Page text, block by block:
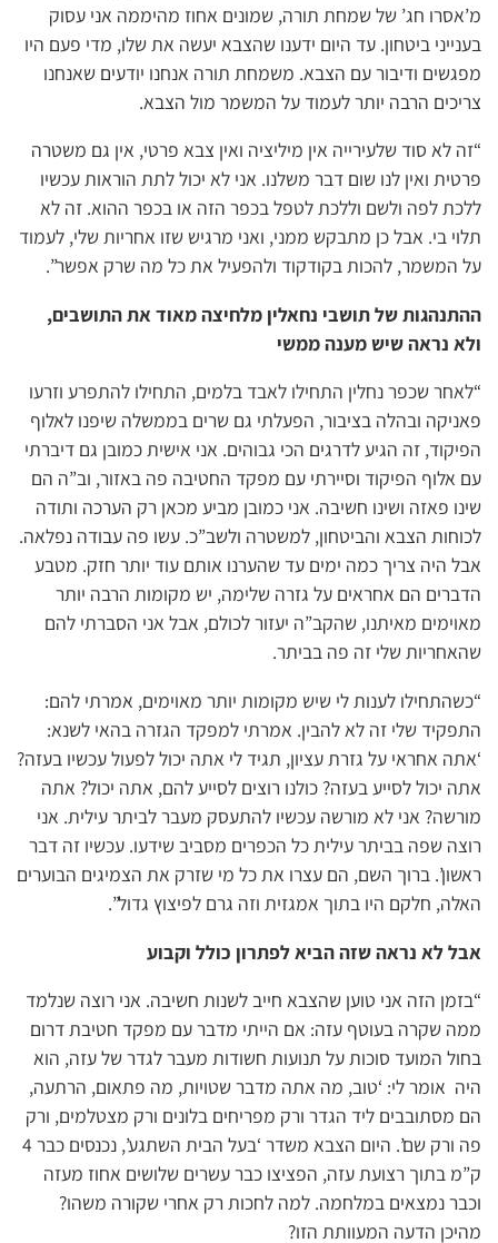
מ’אסרו חג’ של שמחת תורה, שמונים אחוז מהיממה אני עסוק
בענייני ביטחון. עד היום ידענו שהצבא יעשה את שלו, מדי פעם היו
מפגשים ודיבור עם הצבא. משמחת תורה אנחנו יודעים שאנחנו
צריכים הרבה יותר לעמוד על המשמר מול הצבא.
“זה לא סוד שלעירייה אין מיליציה ואין צבא פרטי, אין גם משטרה
פרטית ואין לנו שום דבר משלנו. אני לא יכול לתת הוראות עכשיו
ללכת לפה ולשם וללכת לטפל בכפר הזה או בכפר ההוא. זה לא
תלוי בי. אבל כן מתבקש ממני, ואני מרגיש שזו אחריות שלי, לעמוד
על המשמר, להכות בקודקוד ולהפעיל את כל מה שרק אפשר”.
ההתנהגות של תושבי נחאלין מלחיצה מאוד את התושבים,
ולא נראה שיש מענה ממשי
“לאחר שכפר נחלין התחילו לאבד בלמים, התחילו להתפרע וזרעו
פאניקה ובהלה בציבור, הפעלתי גם שרים בממשלה שיפנו לאלוף
הפיקוד, זה הגיע לדרגים הכי גבוהים. אני אישית כמובן גם דיברתי
עם אלוף הפיקוד וסיירתי עם מפקד החטיבה פה באזור, וב”ה הם
שינו פאזה ושינו חשיבה. אני כמובן מביע מכאן רק הערכה ותודה
לכוחות הצבא והביטחון, למשטרה ולשב”כ. עשו פה עבודה נפלאה.
אבל היה צריך כמה ימים עד שהערנו אותם עוד יותר חזק. מטבע
הדברים הם אחראים על גזרה שלימה, יש מקומות הרבה יותר
מאוימים מאיתנו, שהקב”ה יעזור לכולם, אבל אני הסברתי להם
שהאחריות שלי זה פה בביתר.
“כשהתחילו לענות לי שיש מקומות יותר מאוימים, אמרתי להם:
התפקיד שלי זה לא להבין. אמרתי למפקד הגזרה בהאי לשנא:
‘אתה אחראי על גזרת עציון, תגיד לי אתה יכול לפעול עכשיו בעזה?
אתה יכול לסייע בעזה? כולנו רוצים לסייע להם, אתה יכול? אתה
מורשה? אני לא מורשה עכשיו להתעסק מעבר לביתר עילית. אני
רוצה שפה בביתר עילית כל הכפרים מסביב שידעו. עכשיו זה דבר
ראשון’. ברוך השם, הם עצרו את כל מי שזרק את הצמיגים הבוערים
האלה, חלקם היו בתוך אמגזית וזה גרם לפיצוץ גדול”.
אבל לא נראה שזה הביא לפתרון כולל וקבוע
“בזמן הזה אני טוען שהצבא חייב לשנות חשיבה. אני רוצה שנלמד
ממה שקרה בעוטף עזה: אם הייתי מדבר עם מפקד חטיבת דרום
בחול המועד סוכות על תנועות חשודות מעבר לגדר של עזה, הוא
היה אומר לי: ‘טוב, מה אתה מדבר שטויות, מה פתאום, הרתעה,
הם מסתובבים ליד הגדר ורק מפריחים בלונים ורק מצטלמים, ורק
פה ורק שם’. היום הצבא משדר ‘בעל הבית השתגע’, נכנסים כבר 4
ק”מ בתוך רצועת עזה, הפציצו כבר עשרים שלושים אחוז מעזה
וכבר נמצאים במלחמה. למה לחכות רק אחרי שקורה משהו?
מהיכן הדעה המעוותת הזו?